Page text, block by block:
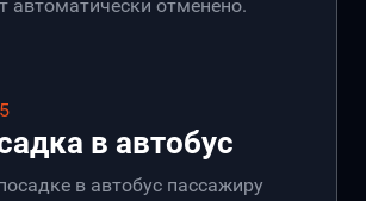
автоматически отменено.
в автобус
в автобус пассажиру